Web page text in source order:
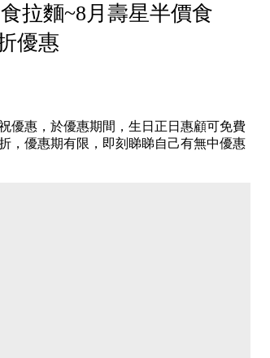
拉麵~8月壽星半價食
優惠
優惠，於優惠期間，生日正日惠顧可免費
，優惠期有限，即刻睇睇自己有無中優惠